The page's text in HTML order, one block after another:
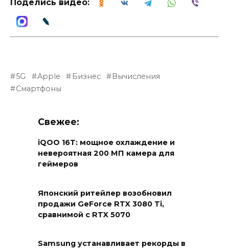
Поделись видео:
5G Apple Бизнес
Вычисления
Смартфоны
Свежее:
iQOO 16T: мощное охлаждение и
невероятная 200 МП камера для
геймеров
Японский ритейлер возобновил
продажи GeForce RTX 3080 Ti,
сравнимой с RTX 5070
Samsung устанавливает рекорды в